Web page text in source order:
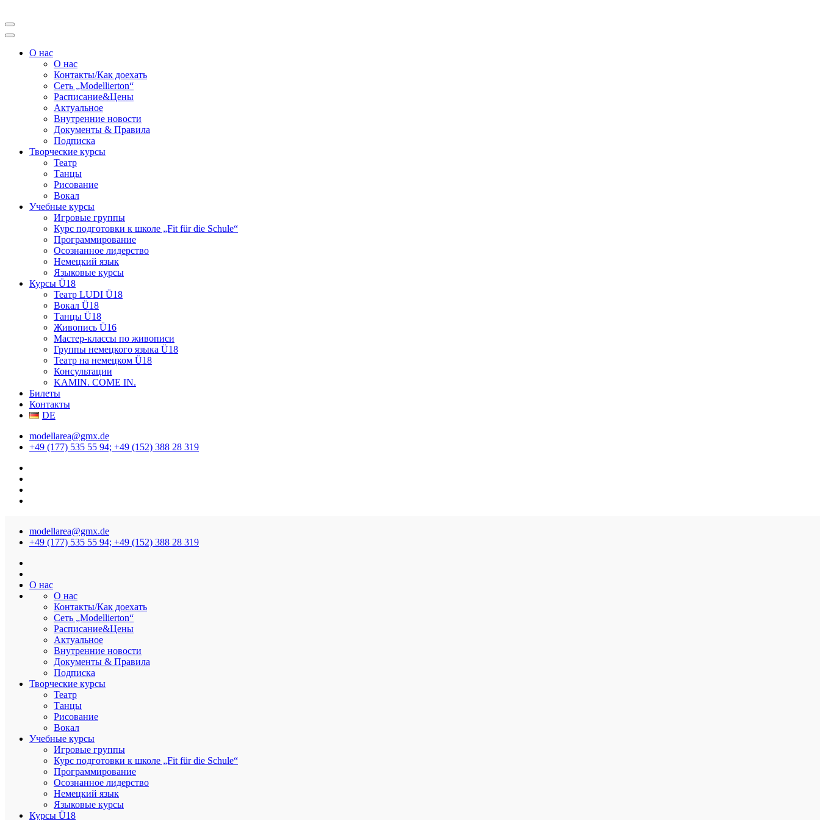
к
содержимому
Enter)
О нас
О нас
Контакты/Как доехать
Сеть „Modellierton“
Расписание&Цены
Актуальное
Внутренние новости
Документы & Правила
Подписка
Творческие курсы
Театр
Танцы
Рисование
Вокал
Учебные курсы
Игровые группы
Курс подготовки к школе „Fit für die Schule“
Программирование
Осознанное лидерство
Немецкий язык
Языковые курсы
Курсы Ü18
Театр LUDI Ü18
Вокал Ü18
Танцы Ü18
Живопись Ü16
Мастер-классы по живописи
Группы немецкого языка Ü18
Театр на немецком Ü18
Консультации
KAMIN. COME IN.
Билеты
Контакты
DE
modellarea@gmx.de
+49 (177) 535 55 94; +49 (152) 388 28 319
modellarea@gmx.de
+49 (177) 535 55 94; +49 (152) 388 28 319
Modellierton
О нас
О нас
Контакты/Как доехать
Сеть „Modellierton“
Расписание&Цены
Актуальное
Внутренние новости
Документы & Правила
Подписка
Творческие курсы
Театр
Танцы
Рисование
Вокал
Учебные курсы
Игровые группы
Курс подготовки к школе „Fit für die Schule“
Программирование
Осознанное лидерство
Немецкий язык
Языковые курсы
Курсы Ü18
Анонс спектакля «Синяя птица» в газете TIK-театра Karlstorbahnhof.
Дата:01.05.2025ВПресса
Навигация
записям
Наши ученики успешно приняли участие в международной олимпиаде «Лукоморье» 2025 по русскому языку для детей-билингвов!
Вечеринка «Прости, мама, я на сцене!»
Recent Posts
Приглашаем всех на ГРИЛЬ-КВАРТИРНИК!
5 августа